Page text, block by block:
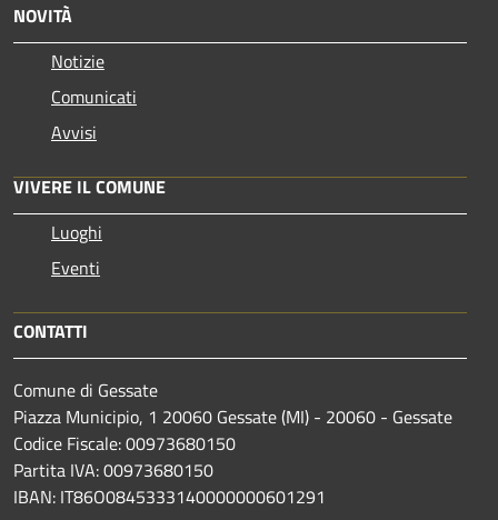
NOVITÀ
Notizie
Comunicati
Avvisi
VIVERE IL COMUNE
Luoghi
Eventi
CONTATTI
Comune di Gessate
Piazza Municipio, 1 20060 Gessate (MI) - 20060 - Gessate
Codice Fiscale: 00973680150
Partita IVA: 00973680150
IBAN: IT86O0845333140000000601291